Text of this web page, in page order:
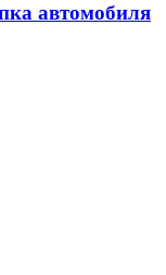
автомобиля